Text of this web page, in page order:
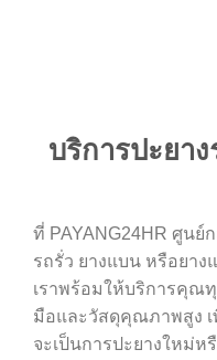
บริการปะยา
ที่ PAYANG24HR ศูนย์
รถรั่ว ยางแบน หรือยาง
เราพร้อมให้บริการคุณ
มือและวัสดุคุณภาพสูง เ
จะเป็นการปะยางใหม่ห